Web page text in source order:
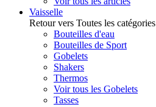
Vaisselle
Retour vers Toutes les catégories
Bouteilles d'eau
Bouteilles de Sport
Gobelets
Shakers
Thermos
Voir tous les Gobelets
Tasses